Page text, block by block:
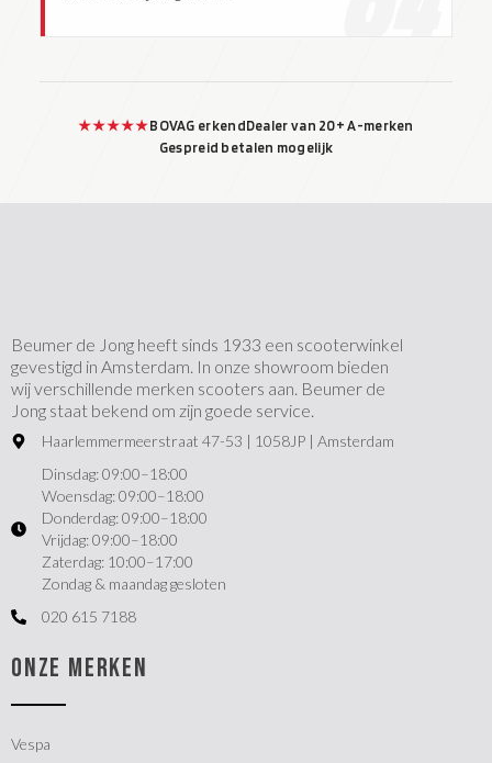
★★★★★BOVAG erkendDealer van 20+ A-merken
Gespreid betalen mogelijk
Beumer de Jong heeft sinds 1933 een scooterwinkel
gevestigd in Amsterdam. In onze showroom bieden
wij verschillende merken scooters aan. Beumer de
Jong staat bekend om zijn goede service.
Haarlemmermeerstraat 47-53 | 1058JP | Amsterdam
Dinsdag: 09:00–18:00
Woensdag: 09:00–18:00
Donderdag: 09:00–18:00
Vrijdag: 09:00–18:00
Zaterdag: 10:00–17:00
Zondag & maandag gesloten
020 615 7188
ONZE MERKEN
Vespa